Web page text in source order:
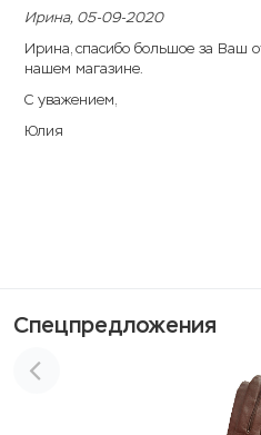
Ирина, 05-09-2020
Ирина, спасибо большое за Ваш
нашем магазине.
С уважением,
Юлия
Спецпредложения